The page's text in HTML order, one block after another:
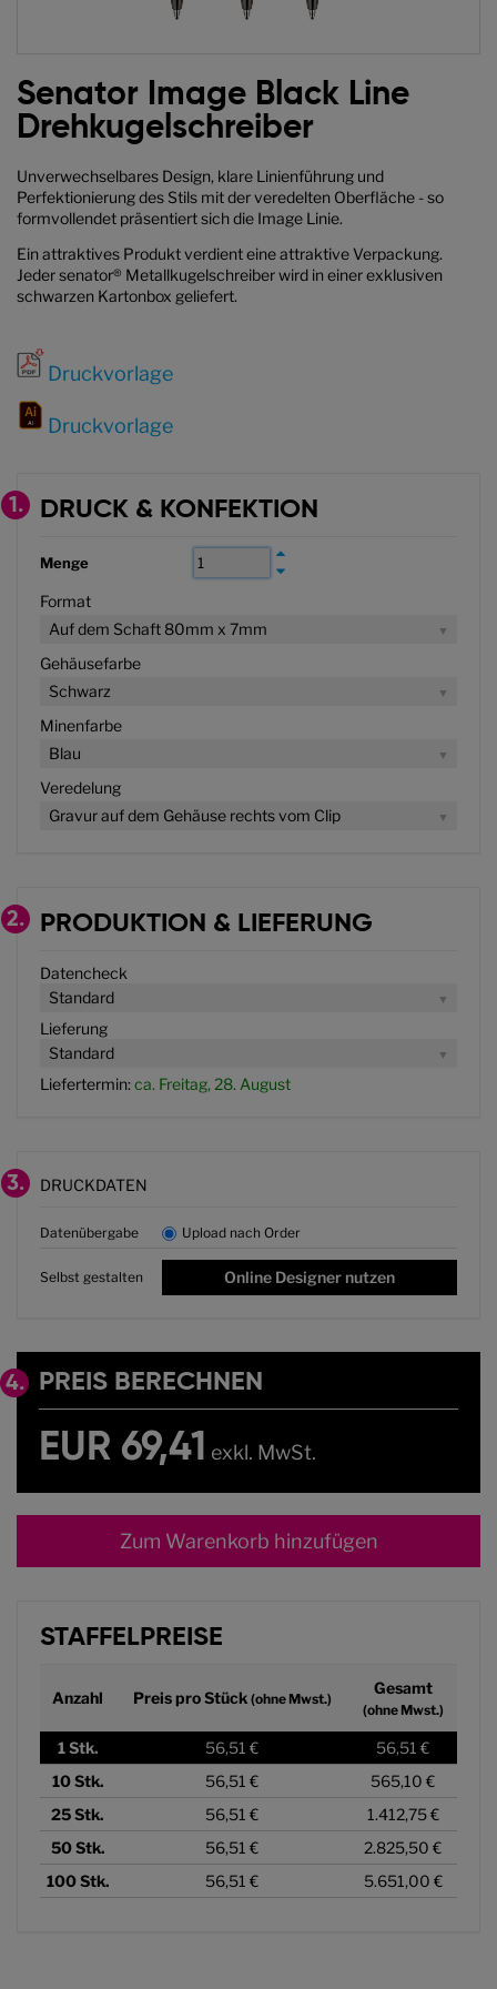
Anfang
der
Bildgalerie
Senator Image Black Line
Drehkugelschreiber
Unverwechselbares Design, klare Linienführung und
Perfektionierung des Stils mit der veredelten Oberfläche - so
formvollendet präsentiert sich die Image Linie.
Ein attraktives Produkt verdient eine attraktive Verpackung.
Jeder senator® Metallkugelschreiber wird in einer exklusiven
schwarzen Kartonbox geliefert.
Druckvorlage
Druckvorlage
1. DRUCK & KONFEKTION
Menge
Format
Auf dem Schaft 80mm x 7mm
Gehäusefarbe
Schwarz
Minenfarbe
Blau
Veredelung
Gravur auf dem Gehäuse rechts vom Clip
2. PRODUKTION & LIEFERUNG
Datencheck
Standard
Lieferung
Standard
Liefertermin: ca. Freitag, 28. August
3. DRUCKDATEN
Datenübergabe Upload nach Order
Selbst gestalten Online Designer nutzen
4. PREIS BERECHNEN
EUR 69,41 exkl. MwSt.
Zum Warenkorb hinzufügen
STAFFELPREISE
Anzahl Preis pro Stück (ohne Mwst.)
Gesamt
(ohne Mwst.)
1Stk. 56,51 €
56,51 €
10Stk. 56,51 €
565,10 €
25Stk. 56,51 €
1.412,75 €
50Stk. 56,51 €
2.825,50 €
100Stk. 56,51 € 5.651,00 €